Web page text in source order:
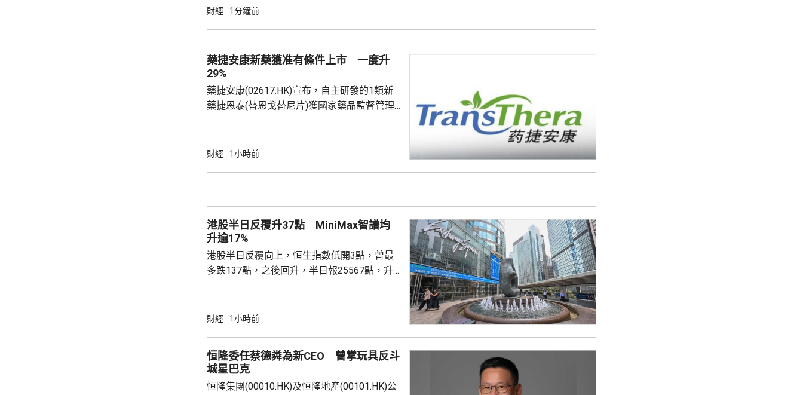
希望新能源有限公司、青海麗豪清能股份有限公司、新疆戈恩斯能源科技有限公司。 新特
財經 1分鐘前
藥捷安康新藥獲准有條件上市 一度升
29%
藥捷安康(02617.HK)宣布，自主研發的1類新
藥捷恩泰(替恩戈替尼片)獲國家藥品監督管理
重排的晚期、轉移性或不可手術切除的膽管癌
0.71元，升幅6%。 公告指，今次獲批基於一...
財經 1小時前
港股半日反覆升37點 MiniMax智譜均
升逾17%
港股半日反覆向上，恒生指數低開3點，曾最
多跌137點，之後回升，半日報25567點，升
DeepSeek大幅上調API價格，大模型股急升，
(03986.HK)升逾8%，報535.5元；迅策...
財經 1小時前
恒隆委任蔡德粦為新CEO 曾掌玩具反斗
城星巴克
恒隆集團(00010.HK)及恒隆地產(00101.HK)公